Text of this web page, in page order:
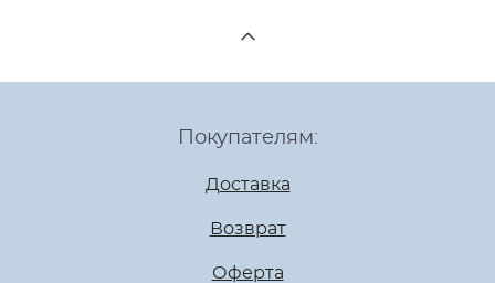
Покупателям:
Доставка
Возврат
Оферта